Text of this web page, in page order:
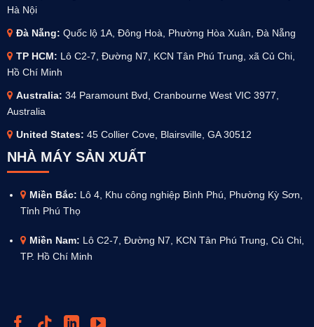
Hà Nội
Đà Nẵng: Quốc lộ 1A, Đông Hoà, Phường Hòa Xuân, Đà Nẵng
TP HCM: Lô C2-7, Đường N7, KCN Tân Phú Trung, xã Củ Chi,
Hồ Chí Minh
Australia: 34 Paramount Bvd, Cranbourne West VIC 3977,
Australia
United States: 45 Collier Cove, Blairsville, GA 30512
NHÀ MÁY SẢN XUẤT
Miền Bắc: Lô 4, Khu công nghiệp Bình Phú, Phường Kỳ Sơn,
Tỉnh Phú Thọ
Miền Nam: Lô C2-7, Đường N7, KCN Tân Phú Trung, Củ Chi,
TP. Hồ Chí Minh